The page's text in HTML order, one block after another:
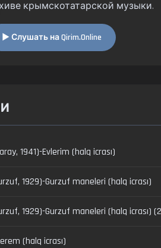
крымскотатарской музыки.
▶ Слушать на Qirim.Online
1941)-Evlerim (halq icrası)
1929)-Gurzuf maneleri (halq icrası)
1929)-Gurzuf maneleri (halq icrası)
(halq icrası)